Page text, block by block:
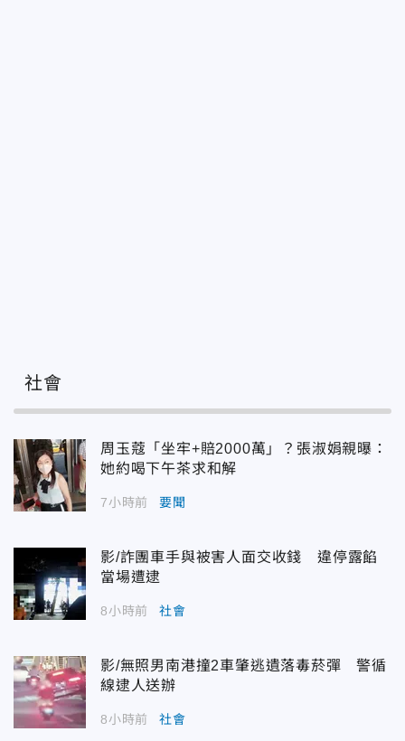
社會
周玉蔻「坐牢+賠2000萬」？張淑娟親曝：
她約喝下午茶求和解
7小時前 要聞
影/詐團車手與被害人面交收錢 違停露餡
當場遭逮
8小時前 社會
影/無照男南港撞2車肇逃遺落毒菸彈 警循
線逮人送辦
8小時前 社會